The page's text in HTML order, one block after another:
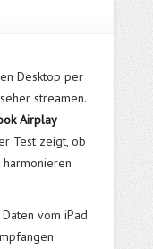
Desktop per
streamen.
Airplay
Test zeigt, ob
vom iPad